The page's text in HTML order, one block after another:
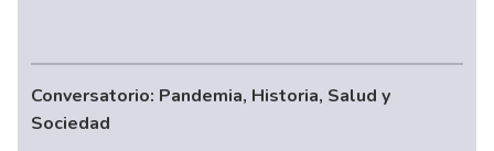
Conversatorio: Pandemia, Historia, Salud y
Sociedad